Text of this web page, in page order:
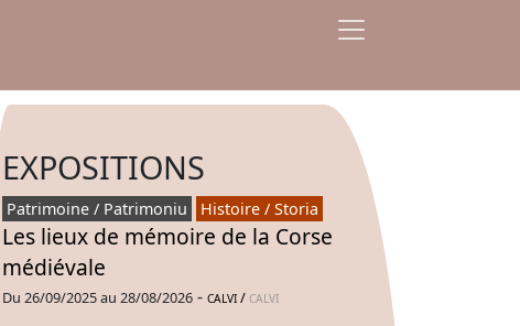
EXPOSITIONS
Patrimoine / Patrimoniu Histoire / Storia
Les lieux de mémoire de la Corse
médiévale
Du 26/09/2025 au 28/08/2026 - CALVI / CALVI